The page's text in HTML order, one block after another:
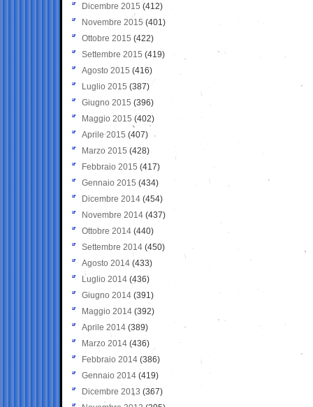
Dicembre 2015 (412)
Novembre 2015 (401)
Ottobre 2015 (422)
Settembre 2015 (419)
Agosto 2015 (416)
Luglio 2015 (387)
Giugno 2015 (396)
Maggio 2015 (402)
Aprile 2015 (407)
Marzo 2015 (428)
Febbraio 2015 (417)
Gennaio 2015 (434)
Dicembre 2014 (454)
Novembre 2014 (437)
Ottobre 2014 (440)
Settembre 2014 (450)
Agosto 2014 (433)
Luglio 2014 (436)
Giugno 2014 (391)
Maggio 2014 (392)
Aprile 2014 (389)
Marzo 2014 (436)
Febbraio 2014 (386)
Gennaio 2014 (419)
Dicembre 2013 (367)